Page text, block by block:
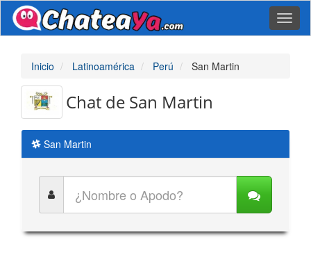
Inicio Latinoamérica Perú San Martin
Chat de San Martin
San Martin